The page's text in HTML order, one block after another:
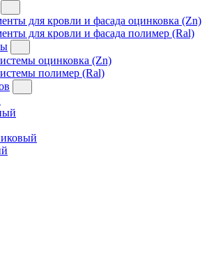
для кровли и фасада оцинковка (Zn)
для кровли и фасада полимер (Ral)
оцинковка (Zn)
полимер (Ral)